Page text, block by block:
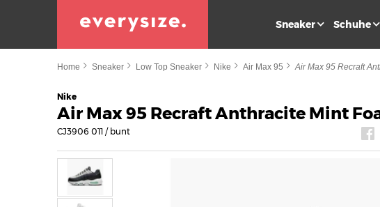
Sneaker Schuhe
Home Sneaker Low Top Sneaker Nike Air Max 95 Air Max 95 Recraft
Nike
Air Max 95 Recraft Anthracite Mint
CJ3906 011 / bunt